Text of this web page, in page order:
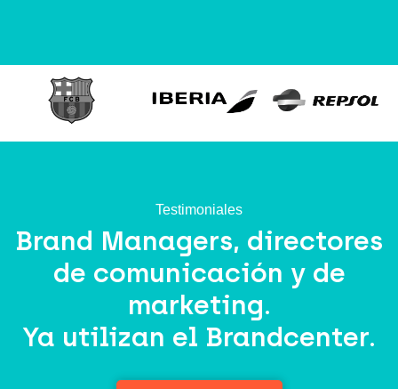
Testimoniales
Brand Managers, directores
de comunicación y de
marketing.
Ya utilizan el Brandcenter.